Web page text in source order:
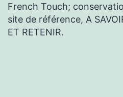
French Touch;
site de référence, A
ET RETENIR.